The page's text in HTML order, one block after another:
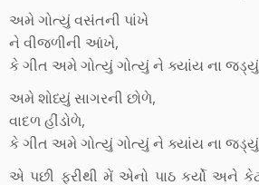
અમે ગોત્યું વસંતની પાંખે
ને વીજળીની આંખે,
કે ગીત અમે ગોત્યું ગોત્યું ને ક્યાંય ના
અમે શોધ્યું સાગરની છોળે,
વાદળ હીંડોળે,
કે ગીત અમે ગોત્યું ગોત્યું ને ક્યાંય ના
એ પછી ફરીથી મેં એનો પાઠ કર્યો અને